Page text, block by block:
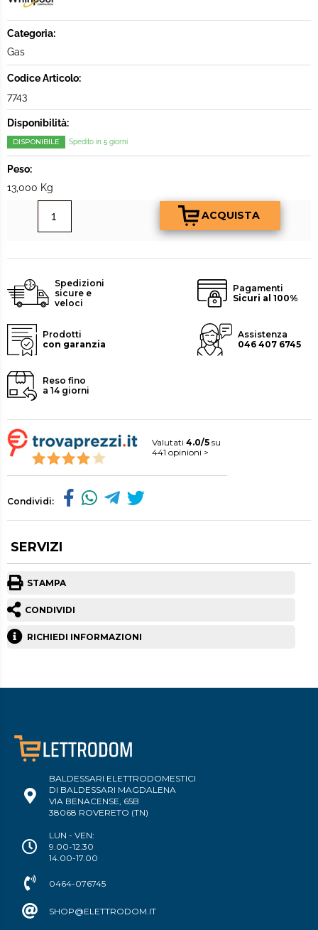
Categoria:
Gas
Codice Articolo:
7743
Disponibilità:
DISPONIBILE Spedito in 5 giorni
Peso:
13,000 Kg
Spedizioni
sicure e
veloci
Pagamenti
Sicuri al 100%
Prodotti
con garanzia
Assistenza
046 407 6745
Reso fino
a 14 giorni
Valutati 4.0/5 su
441 opinioni >
Condividi:
SERVIZI
STAMPA
CONDIVIDI
RICHIEDI INFORMAZIONI
BALDESSARI ELETTRODOMESTICI
DI BALDESSARI MAGDALENA
VIA BENACENSE, 65B
38068 ROVERETO (TN)
LUN - VEN:
9.00-12.30
14.00-17.00
0464-076745
SHOP@ELETTRODOM.IT